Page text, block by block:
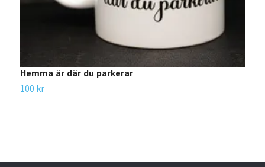
Hemma är där du parkerar
100 kr